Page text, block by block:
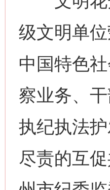
级文明单
中国特色
察业务、
执纪执法
尽责的互